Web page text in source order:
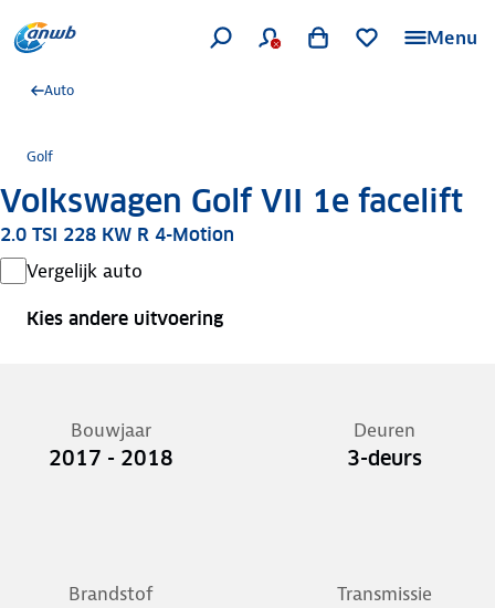
Menu
Auto
Golf
Volkswagen Golf VII 1e facelift
2.0 TSI 228 KW R 4-Motion
Vergelijk auto
Kies andere uitvoering
Bouwjaar
2017 - 2018
Deuren
3-deurs
Brandstof Transmissie